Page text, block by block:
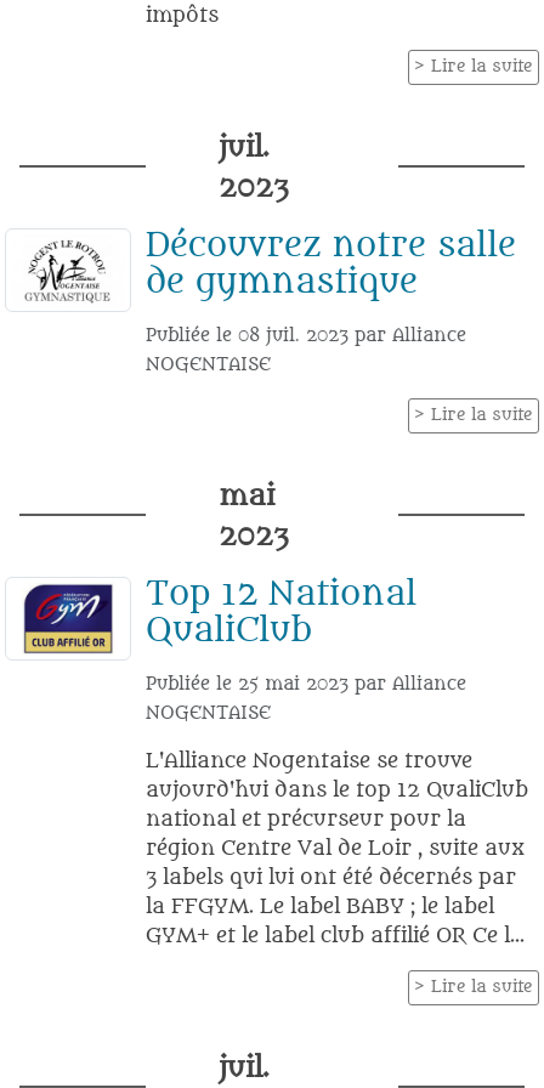
impôts
Lire la suite
juil.
2023
Découvrez notre salle
de gymnastique
Publiée le 08 juil. 2023 par Alliance
NOGENTAISE
Lire la suite
mai
2023
Top 12 National
QualiClub
Publiée le 25 mai 2023 par Alliance
NOGENTAISE
L'Alliance Nogentaise se trouve
aujourd'hui dans le top 12 QualiClub
national et précurseur pour la
région Centre Val de Loir , suite aux
3 labels qui lui ont été décernés par
la FFGYM. Le label BABY ; le label
GYM+ et le label club affilié OR Ce l...
Lire la suite
juil.